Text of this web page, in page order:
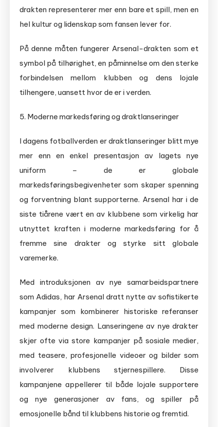
drakten representerer mer enn bare et spill, men en
hel kultur og lidenskap som fansen lever for.
På denne måten fungerer Arsenal-drakten som et
symbol på tilhørighet, en påminnelse om den sterke
forbindelsen mellom klubben og dens lojale
tilhengere, uansett hvor de er i verden.
5. Moderne markedsføring og draktlanseringer
I dagens fotballverden er draktlanseringer blitt mye
mer enn en enkel presentasjon av lagets nye
uniform – de er globale
markedsføringsbegivenheter som skaper spenning
og forventning blant supporterne. Arsenal har i de
siste tiårene vært en av klubbene som virkelig har
utnyttet kraften i moderne markedsføring for å
fremme sine drakter og styrke sitt globale
varemerke.
Med introduksjonen av nye samarbeidspartnere
som Adidas, har Arsenal dratt nytte av sofistikerte
kampanjer som kombinerer historiske referanser
med moderne design. Lanseringene av nye drakter
skjer ofte via store kampanjer på sosiale medier,
med teasere, profesjonelle videoer og bilder som
involverer klubbens stjernespillere. Disse
kampanjene appellerer til både lojale supportere
og nye generasjoner av fans, og spiller på
emosjonelle bånd til klubbens historie og fremtid.